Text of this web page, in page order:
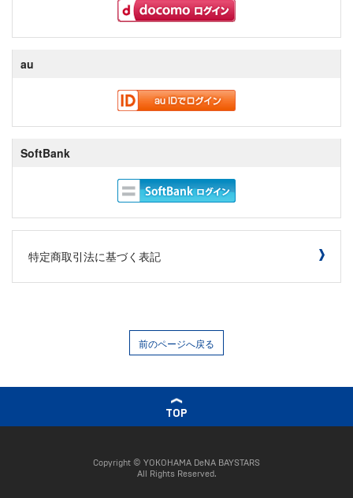
au
SoftBank
特定商取引法に基づく表記
前のページへ戻る
TOP
Copyright © YOKOHAMA DeNA BAYSTARS
All Rights Reserved.